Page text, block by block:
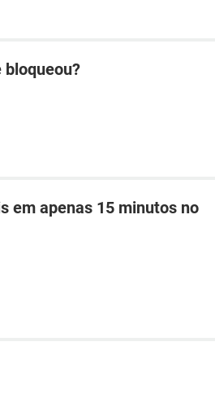
bloqueou?
em apenas 15 minutos no